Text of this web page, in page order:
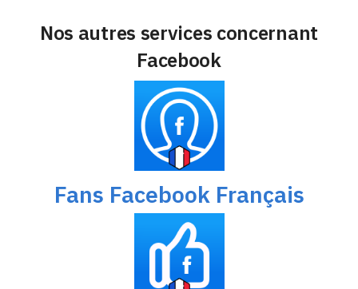
Nos autres services concernant
Facebook
Fans Facebook Français